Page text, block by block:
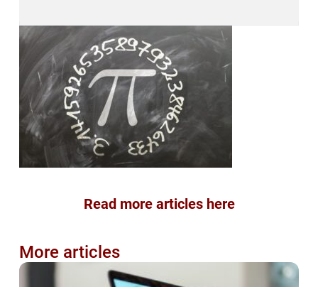
Read more articles here
More articles